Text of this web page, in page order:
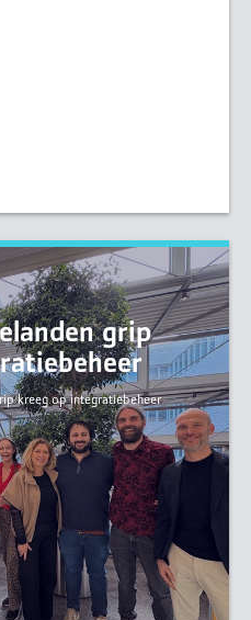
grip
kreeg op integratiebeheer